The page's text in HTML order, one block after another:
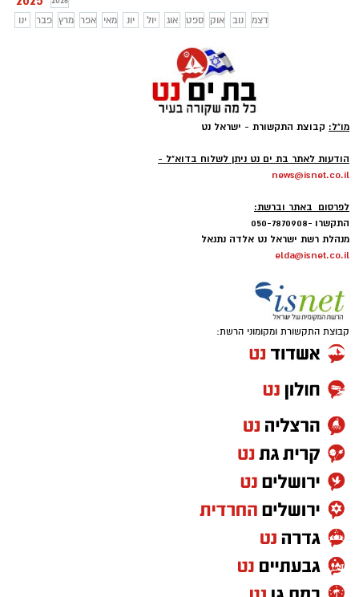
ינו
פבר מרץ אפר מאי יונ יול אוג ספט אוק נוב דצמ
מו"ל: קבוצת התקשורת - ישראל נט
הודעות לאתר בת ים נט ניתן לשלוח בדוא"ל -
news@isnet.co.il
לפרסום באתר וברשת:
התקשרו -050-7870908
מנהלת רשת ישראל נט אלדה נתנאל
elda@isnet.co.il
קבוצת התקשורת ומקומוני הרשת: